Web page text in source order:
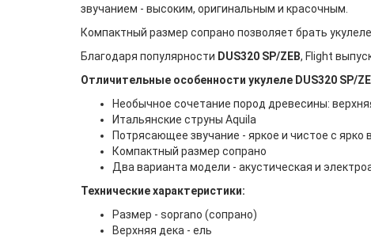
звучанием - высоким, оригинальным и красочным.
Компактный размер сопрано позволяет брать
Благодаря популярности DUS320 SP/ZEB, Flight
Отличительные особенности укулеле DUS320 SP/
Необычное сочетание пород древесины:
Итальянские струны Aquila
Потрясающее звучание - яркое и чистое с
Компактный размер сопрано
Два варианта модели - акустическая и
Технические характеристики:
Размер - soprano (сопрано)
Верхняя дека - ель